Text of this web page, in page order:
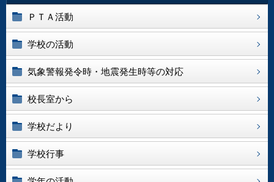
ＰＴＡ活動
学校の活動
気象警報発令時・地震発生時等の対応
校長室から
学校だより
学校行事